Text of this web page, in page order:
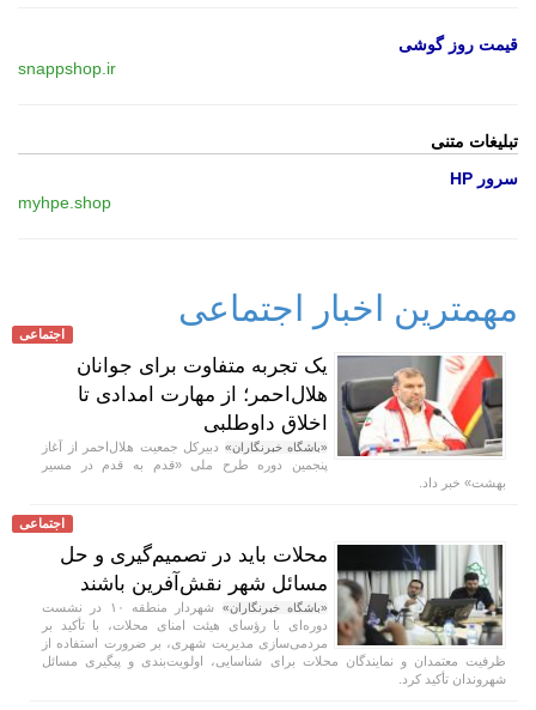
قیمت روز گوشی
snappshop.ir
تبلیغات متنی
سرور HP
myhpe.shop
مهمترین اخبار اجتماعی
اجتماعی
یک تجربه متفاوت برای جوانان
هلال‌احمر؛ از مهارت امدادی تا
اخلاق داوطلبی
«باشگاه خبرنگاران» دبیرکل جمعیت هلال‌احمر از آغاز
پنجمین دوره طرح ملی «قدم به قدم در مسیر
بهشت» خبر داد.
اجتماعی
محلات باید در تصمیم‌گیری و حل
مسائل شهر نقش‌آفرین باشند
«باشگاه خبرنگاران»
شهردار منطقه ۱۰ در نشست
دوره‌ای با رؤسای هیئت امنای محلات، با تأکید بر
مردمی‌سازی مدیریت شهری، بر ضرورت استفاده از
ظرفیت معتمدان و نمایندگان محلات برای شناسایی، اولویت‌بندی و پیگیری مسائل
شهروندان تأکید کرد.